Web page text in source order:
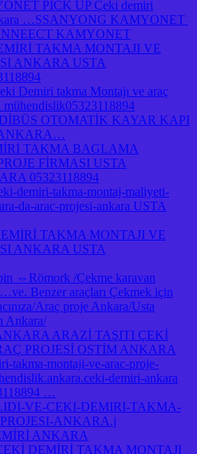
PICK UP Çeki demiri
…SSANYONG KAMYONET
KAMYONET
TAKMA MONTAJI VE
ANKARA USTA
Demiri takma Montajı ve araç
mühendislik05323118894
OTOMATİK KAYAR KAPI
TAKMA BAGLAMA
FİRMASI USTA
05323118894
demiri-takma-montaj-maliyeti-
da-arac-projesi-ankara USTA
TAKMA MONTAJI VE
ANKARA USTA
⇔Römork /Çekme karavan
Benzer araçları Çekmek için
Araç proje Ankara/Usta
Ankara/
ARAZİ TAŞITI ÇEKİ
PROJESİ OSTİM ANKARA
takma-montaji-ve-arac-proje-
demiri-ankara
…
VE-CEKI-DEMIRI-TAKMA-
ANKARA.j
ANKARA
DEMİRİ TAKMA MONTAJI